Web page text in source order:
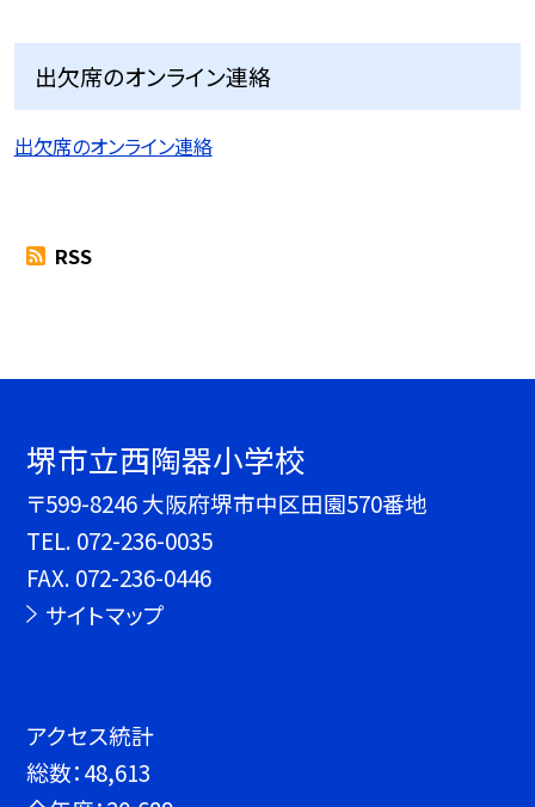
出欠席のオンライン連絡
出欠席のオンライン連絡
RSS
堺市立西陶器小学校
〒599-8246 大阪府堺市中区田園570番地
TEL. 072-236-0035
FAX. 072-236-0446
サイトマップ
アクセス統計
総数：48,613